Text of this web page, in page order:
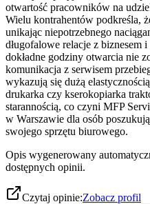
otwartość pracowników na
Wielu kontrahentów podkreśla,
unikając niepotrzebnego
długofalowe relacje z
dokładne godziny otwarcia nie
komunikacja z serwisem
wykazują się dużą
drukarka czy kserokopiarka
starannością, co czyni MFP
w Warszawie dla osób
swojego sprzętu biurowego.
Opis wygenerowany
dostępnych opinii.
Czytaj opinie:Zobacz profil